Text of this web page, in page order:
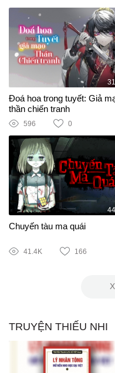
Đoá hoa trong tuyết: Giả
thần chiến tranh
596 0
Chuyến tàu ma quái
41.4K 166
TRUYỆN THIẾU NHI